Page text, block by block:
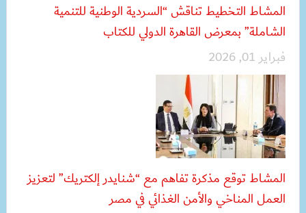
المشاط التخطيط تناقش “السردية الوطنية للتنمية
الشاملة” بمعرض القاهرة الدولي للكتاب
فبراير 01, 2026
المشاط توقع مذكرة تفاهم مع “شنايدر إلكتريك” لتعزيز
العمل المناخي والأمن الغذائي في مصر